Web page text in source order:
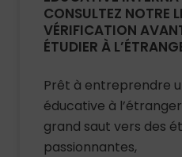
CONSULTEZ NOTRE
VÉRIFICATION
ÉTUDIER À
Prêt à entreprendre
éducative à
grand saut vers des
passionnantes,